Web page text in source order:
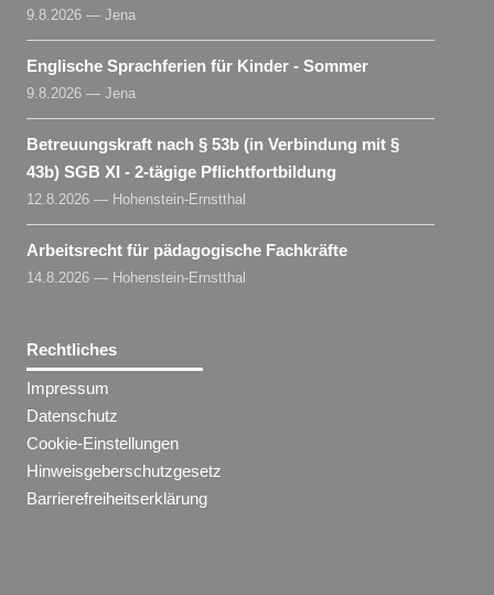
9.8.2026 — Jena
Englische Sprachferien für Kinder - Sommer
9.8.2026 — Jena
Betreuungskraft nach § 53b (in Verbindung mit §
43b) SGB XI - 2-tägige Pflichtfortbildung
12.8.2026 — Hohenstein-Ernstthal
Arbeitsrecht für pädagogische Fachkräfte
14.8.2026 — Hohenstein-Ernstthal
Rechtliches
Impressum
Datenschutz
Cookie-Einstellungen
Hinweisgeberschutzgesetz
Barrierefreiheitserklärung